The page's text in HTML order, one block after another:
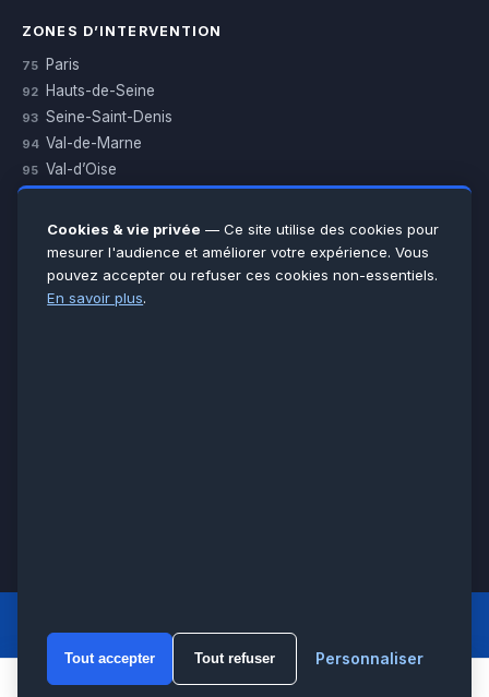
ZONES D’INTERVENTION
75 Paris
92 Hauts-de-Seine
93 Seine-Saint-Denis
94 Val-de-Marne
95 Val-d’Oise
Essonne
Seine-et-Marne
Voir toutes les villes →
LCM
Cookies & vie privée — Ce site utilise des cookies pour
mesurer l'audience et améliorer votre expérience. Vous
pouvez accepter ou refuser ces cookies non-essentiels.
En savoir plus.
Tout accepter Tout refuser Personnaliser